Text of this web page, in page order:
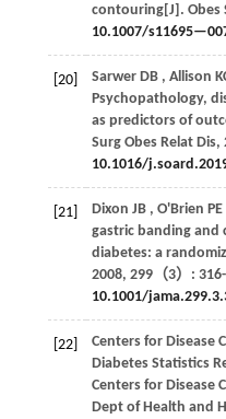
contouring[J]. Obes
10.1007/
[20] Sarwer DB , Allison
Psychopathology,
as predictors of
Surg Obes Relat Dis,
10.1016/
[21] Dixon JB , O'Brien PE
gastric banding
diabetes: a
2008, 299（3）:
10.1001/
[22]
Centers for Disease
Diabetes Statistics
Centers for Disease
Dept of Health and